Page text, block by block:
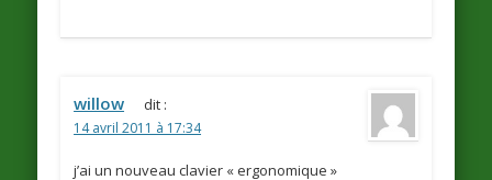
willow dit :
14 avril 2011 à 17:34
j’ai un nouveau clavier « ergonomique »